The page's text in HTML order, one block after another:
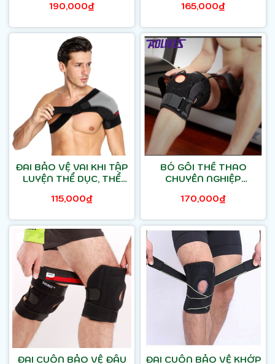
190,000₫
165,000₫
ĐAI BẢO VỆ VAI KHI TẬP
LUYỆN THỂ DỤC, THỂ
115,000₫
BÓ GỐI THỂ THAO
CHUYÊN NGHIỆP
(1CHIẾC)
170,000₫
ĐAI CUỐN BẢO VỆ ĐẦU
ĐAI CUỐN BẢO VỆ KHỚP